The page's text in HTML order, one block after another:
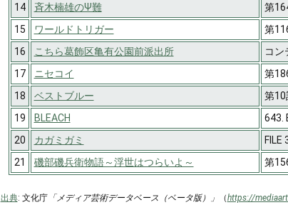
14
斉木楠雄のΨ難
第
15
ワールドトリガー
第
16
こちら葛飾区亀有公園前派出所
コン
17
ニセコイ
第
18
ベストブルー
第10
19
BLEACH
643.
20
カガミガミ
FILE
21
磯部磯兵衛物語～浮世はつらいよ～ 第
出典: 文化庁「メディア芸術データベース（ベータ版）」 （https://